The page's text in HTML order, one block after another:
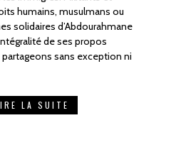
humains, musulmans ou
solidaires d’Abdourahmane
de ses propos
sans exception ni
LA SUITE